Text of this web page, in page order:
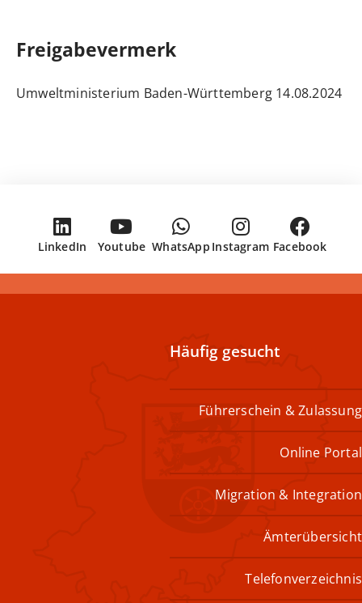
Freigabevermerk
14.08.2024 Umweltministerium Baden-Württemberg
Facebook
Instagram
WhatsApp
Youtube
LinkedIn
Häufig gesucht
Führerschein & Zulassung
Online Portal
Migration & Integration
Ämterübersicht
Telefonverzeichnis